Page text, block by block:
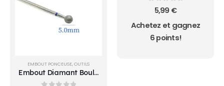
EMBOUT PONCEUSE, OUTILS
Embout Diamant Boule
5.0
sur 5
5,99 €
Achetez et gagnez
6 points!